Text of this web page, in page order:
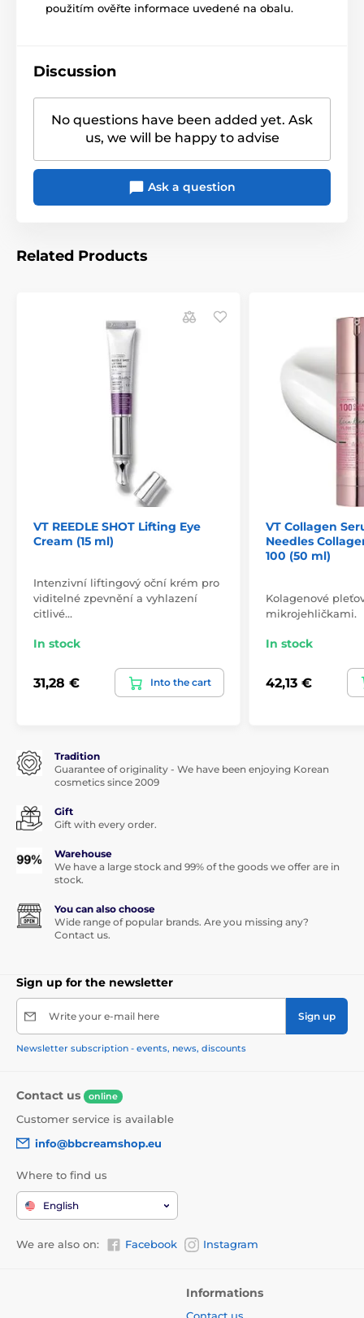
použitím ověřte informace uvedené na obalu.
Discussion
No questions have been added yet. Ask
us, we will be happy to advise
Ask a question
Related Products
VT REEDLE SHOT Lifting Eye
Cream (15 ml)
Intenzivní liftingový oční krém pro
viditelné zpevnění a vyhlazení
citlivé…
In stock
31,28 € Into the cart
VT Collagen
Needles
100 (50 ml)
Kolagenové
mikrojehličkami.
In stock
42,13 €
Tradition
Guarantee of originality - We have been enjoying Korean
cosmetics since 2009
Gift
Gift with every order.
Warehouse
We have a large stock and 99% of the goods we offer are in
stock.
You can also choose
Wide range of popular brands. Are you missing any?
Contact us.
Sign up for the newsletter
Write your e-mail here Sign up
Newsletter subscription - events, news, discounts
Contact us online
Customer service is available
info@bbcreamshop.eu
Where to find us
English
We are also on: Facebook Instagram
Informations